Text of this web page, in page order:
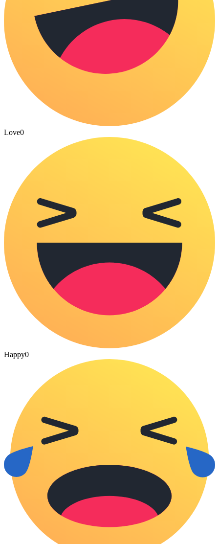
Love0
Happy0